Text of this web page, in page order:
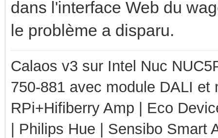
dans l'interface Web du
le problème a disparu.
Calaos v3 sur Intel Nuc
750-881 avec module DALI
RPi+Hifiberry Amp | Eco
| Philips Hue | Sensibo Smart